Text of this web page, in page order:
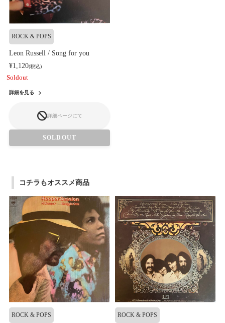
ROCK & POPS
Leon Russell / Song for you
¥1,120(税込)
Soldout
詳細を見る
詳細ページにて
SOLDOUT
コチラもオススメ商品
ROCK & POPS ROCK & POPS